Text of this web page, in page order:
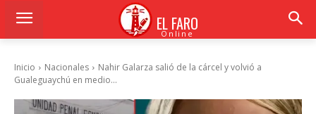
EL FARO
Online
Inicio Nacionales
Nahir Galarza salió de la cárcel y volvió a
Gualeguaychú en medio...